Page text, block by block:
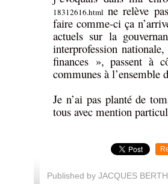
18312616.html ne relève
faire comme-ci ça
actuels sur la
interprofession
finances », passent à
communes à l’ensemble
Je n’ai pas planté de
tous avec mention
Published by JACQUES